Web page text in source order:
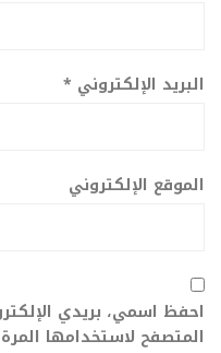
البريد الإلكتروني *
الموقع الإلكتروني
احفظ اسمي، بريدي
المتصفح لاستخدامها